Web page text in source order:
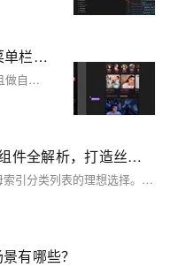
【07】flutter完成主页-完成底部菜单栏并且做自定义组件-完整短视频仿抖音上下滑动页面-开发完整的社交APP-前端客户端开发+数据联调|以优雅草商业项目为例做开发-flutter开发-全流程-商业应用级实战开发-优雅草央千澈
【07】flutter完成主页-完成底部菜单栏并且做自定义组件-完整短视频仿抖音上下滑动页面-开发完整的社交APP-前端客户端开发+数据联调|以优雅草商业项目为例做开发-flutter开发-全流程-商业应用级实战开发-优雅草央千澈
【Flutter 开发必备】AzListView 组件全解析，打造丝滑索引列表！
在 Flutter 开发中，AzListView 是实现字母索引分类列表的理想选择。它支持 A-Z 快速跳转、悬浮分组标题、自定义 UI 和高效性能，适用于通讯录、城市选择等场景。本文将详细解析 AzListView 的核心参数和实战示例，助你轻松实现流畅的索引列表。
有哪些？